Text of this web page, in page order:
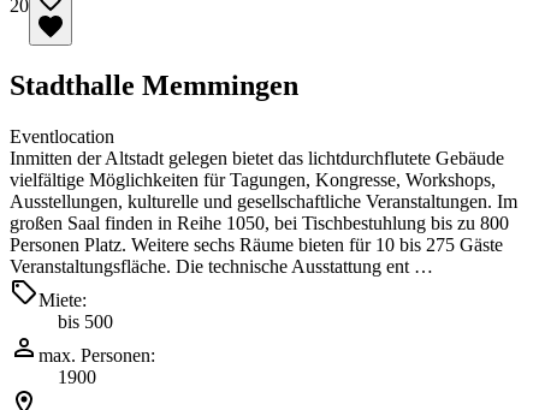
20
Stadthalle Memmingen
Eventlocation
Inmitten der Altstadt gelegen bietet das lichtdurchflutete Gebäude
vielfältige Möglichkeiten für Tagungen, Kongresse, Workshops,
Ausstellungen, kulturelle und gesellschaftliche Veranstaltungen. Im
großen Saal finden in Reihe 1050, bei Tischbestuhlung bis zu 800
Personen Platz. Weitere sechs Räume bieten für 10 bis 275 Gäste
Veranstaltungsfläche. Die technische Ausstattung ent …
Miete:
bis 500
max. Personen:
1900